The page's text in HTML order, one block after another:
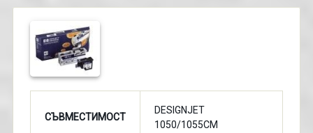
СЪВМЕСТИМОСТ
DESIGNJET
1050/1055CM